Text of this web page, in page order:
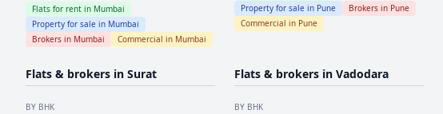
Flats for rent in Mumbai
Property for sale in Mumbai
Brokers in Mumbai Commercial in Mumbai
Property for sale in Pune Brokers in Pune
Commercial in Pune
Flats & brokers in Surat
BY BHK
Flats & brokers in Vadodara
BY BHK